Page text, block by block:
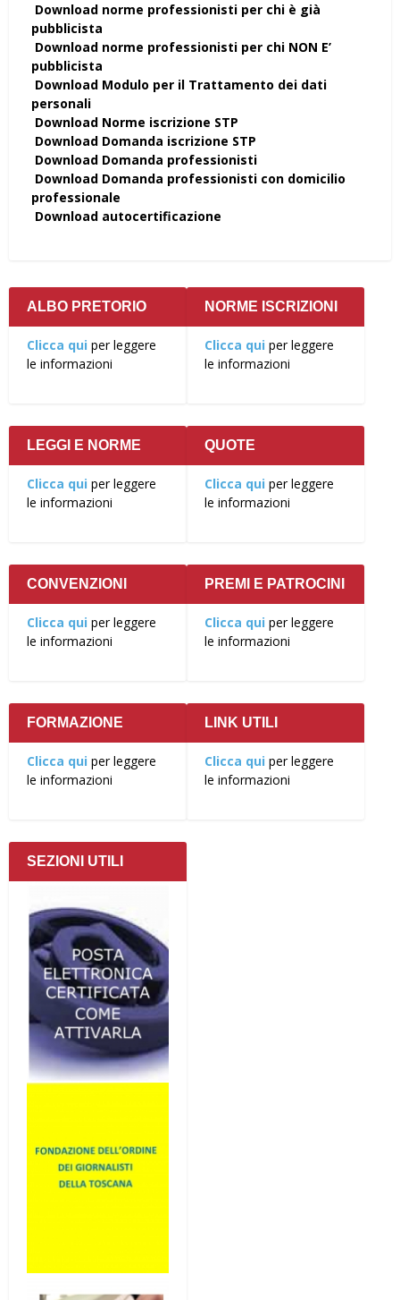
Download norme professionisti per chi è già
pubblicista
Download norme professionisti per chi NON E’
pubblicista
Download Modulo per il Trattamento dei dati
personali
Download Norme iscrizione STP
Download Domanda iscrizione STP
Download Domanda professionisti
Download Domanda professionisti con domicilio
professionale
Download autocertificazione
ALBO PRETORIO
Clicca qui per leggere
le informazioni
NORME ISCRIZIONI
Clicca qui per leggere
le informazioni
LEGGI E NORME
Clicca qui per leggere
le informazioni
QUOTE
Clicca qui per leggere
le informazioni
CONVENZIONI
Clicca qui per leggere
le informazioni
PREMI E PATROCINI
Clicca qui per leggere
le informazioni
FORMAZIONE
Clicca qui per leggere
le informazioni
LINK UTILI
Clicca qui per leggere
le informazioni
SEZIONI UTILI